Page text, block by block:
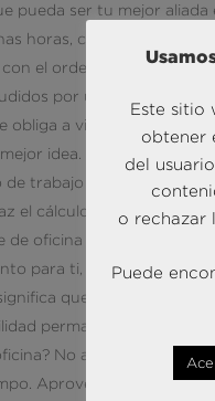
pueda ser tu mejor aliada
horas, con mucha
el ordenador no solo
por una pandemia
obliga a vigilar tu
idea.
de trabajo cómodo y
el cálculo de las horas
oficina es lo que más te
para ti, como para los
que ni ellos ni tú
permanente.
No aproveches ese
Aprovéchalo para
Este sitio
obtener
del
o rechazar
Puede